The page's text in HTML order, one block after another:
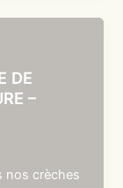
DE
–
nos crèches